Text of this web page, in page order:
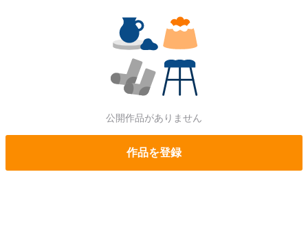
公開作品がありません
作品を登録